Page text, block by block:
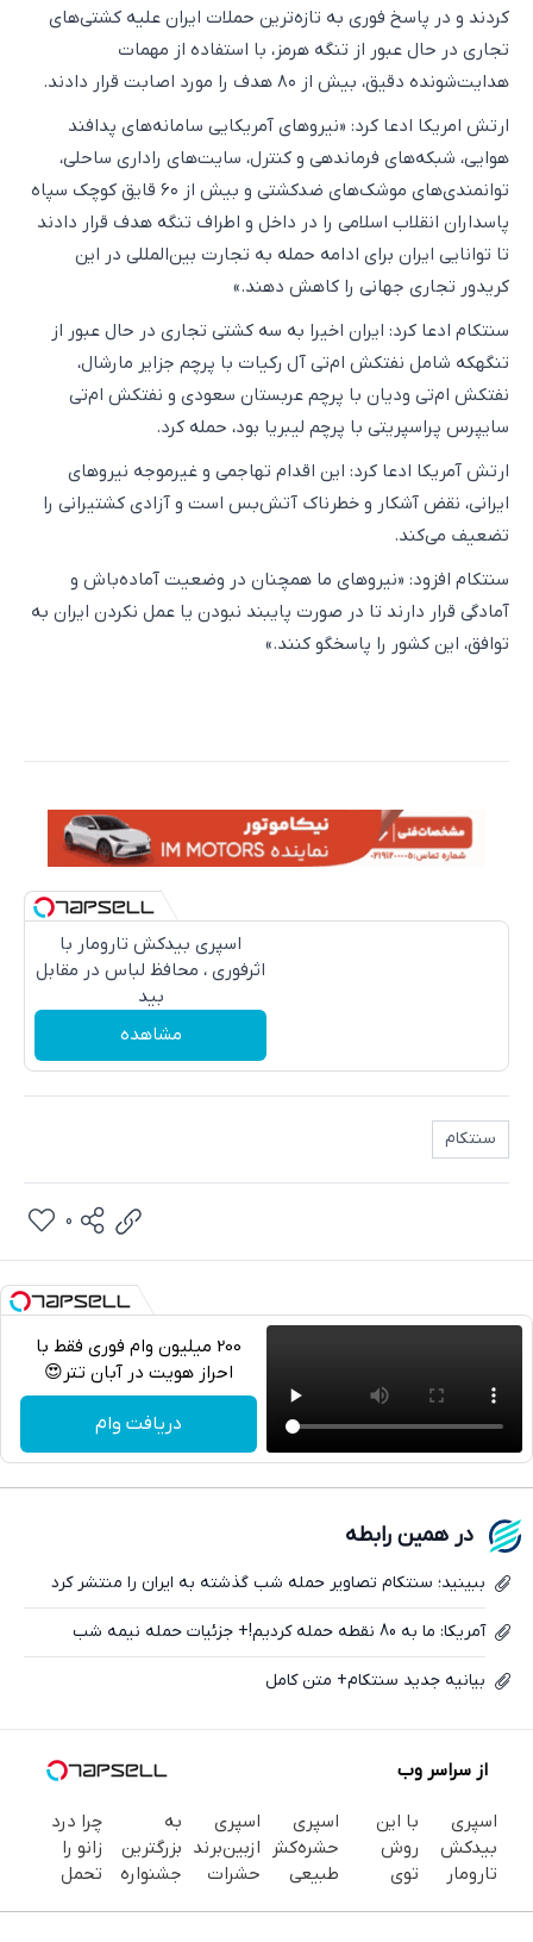
کردند و در پاسخ فوری به تازه‌ترین حملات ایران علیه کشتی‌های
تجاری در حال عبور از تنگه هرمز، با استفاده از مهمات
هدایت‌شونده دقیق، بیش از ۸۰ هدف را مورد اصابت قرار دادند.
ارتش امریکا ادعا کرد: «نیروهای آمریکایی سامانه‌های پدافند
هوایی، شبکه‌های فرماندهی و کنترل، سایت‌های راداری ساحلی،
توانمندی‌های موشک‌های ضدکشتی و بیش از ۶۰ قایق کوچک سپاه
پاسداران انقلاب اسلامی را در داخل و اطراف تنگه هدف قرار دادند
تا توانایی ایران برای ادامه حمله به تجارت بین‌المللی در این
کریدور تجاری جهانی را کاهش دهند.»
سنتکام ادعا کرد: ایران اخیرا به سه کشتی تجاری در حال عبور از
تنگهکه شامل نفتکش ام‌تی آل رکیات با پرچم جزایر مارشال،
نفتکش ام‌تی ودیان با پرچم عربستان سعودی و نفتکش ام‌تی
سایپرس پراسپریتی با پرچم لیبریا بود، حمله کرد.
ارتش آمریکا ادعا کرد: این اقدام تهاجمی و غیرموجه نیروهای
ایرانی، نقض آشکار و خطرناک آتش‌بس است و آزادی کشتیرانی را
تضعیف می‌کند.
‌سنتکام افزود: «نیروهای ما همچنان در وضعیت آماده‌باش و
آمادگی قرار دارند تا در صورت پایبند نبودن یا عمل نکردن ایران به
توافق، این کشور را پاسخگو کنند.»
اسپری بیدکش تارومار با
اثرفوری ، محافظ لباس در مقابل
بید
مشاهده
سنتکام
واتساپ
0
200 میلیون وام فوری فقط با
احراز هویت در آبان تتر😍
دریافت وام
در همین رابطه
ببینید؛ سنتکام تصاویر حمله شب گذشته به ایران را منتشر کرد
آمریکا: ما به 80 نقطه حمله کردیم!+ جزئیات حمله نیمه شب
بیانیه جدید سنتکام+ متن کامل
از سراسر وب
اسپری
بیدکش
تارومار
با این
روش
توی
اسپری
حشره‌کش
طبیعی
اسپری
ازبین‌برنده
حشرات
به
بزرگترین
جشنواره
چرا درد
زانو را
تحمل